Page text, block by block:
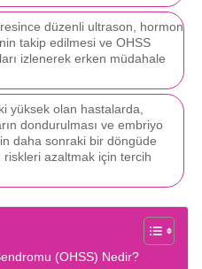
düzenli ultrason, hormon
takip edilmesi ve OHSS
izlenerek erken müdahale
yüksek olan hastalarda,
dondurulması ve embriyo
daha sonraki bir döngüde
riskleri azaltmak için tercih
(OHSS) Nedir?